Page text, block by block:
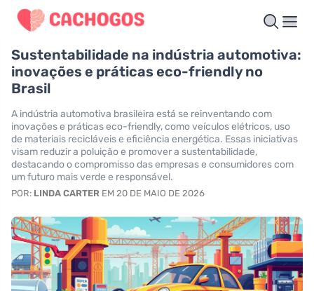
Sustentabilidade na indústria automotiva:
inovações e práticas eco-friendly no
Brasil
A indústria automotiva brasileira está se reinventando com
inovações e práticas eco-friendly, como veículos elétricos, uso
de materiais recicláveis e eficiência energética. Essas iniciativas
visam reduzir a poluição e promover a sustentabilidade,
destacando o compromisso das empresas e consumidores com
um futuro mais verde e responsável.
POR: LINDA CARTER EM 20 DE MAIO DE 2026